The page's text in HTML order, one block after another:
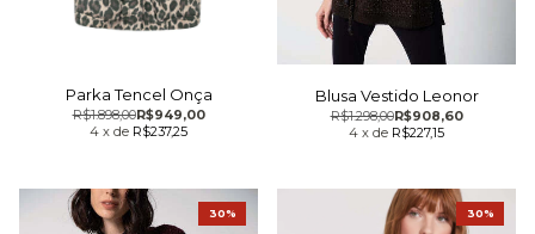
Parka Tencel Onça
R$949,00
R$1.898,00
4 x de R$237,25
Blusa Vestido Leonor
R$908,60
R$1.298,00
4 x de R$227,15
30% 30%